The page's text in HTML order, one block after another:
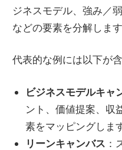
ジネスモデル、強み／
などの要素を分解します
代表的な例には以下が
ビジネスモデルキャ
ント、価値提案、収
素をマッピングします
リーンキャンバス ：